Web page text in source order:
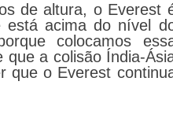
de altura, o Everest
está acima do nível
colocamos
a colisão Índia-
que o Everest